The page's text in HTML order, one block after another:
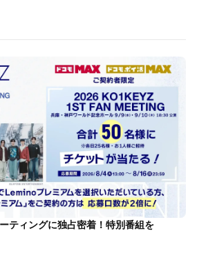
ティングに独占密着！特別番組を